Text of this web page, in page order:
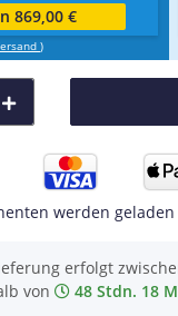
869,00 €
)
werden geladen
erfolgt
von
48 Stdn. 18